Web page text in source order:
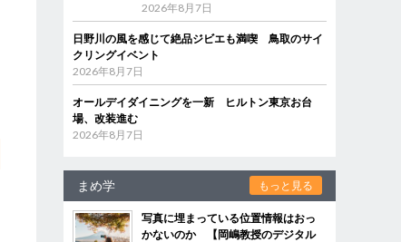
2026年8月7日
日野川の風を感じて絶品ジビエも満喫 鳥取のサイ
クリングイベント
2026年8月7日
オールデイダイニングを一新 ヒルトン東京お台
場、改装進む
2026年8月7日
まめ学 もっと見る
写真に埋まっている位置情報はおっ
かないのか 【岡嶋教授のデジタル